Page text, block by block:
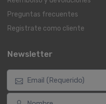
Preguntas frecuentes
Registrate como cliente
Newsletter